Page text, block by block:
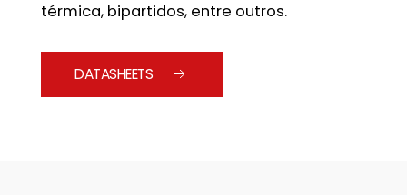
térmica, bipartidos, entre outros.
DATASHEETS